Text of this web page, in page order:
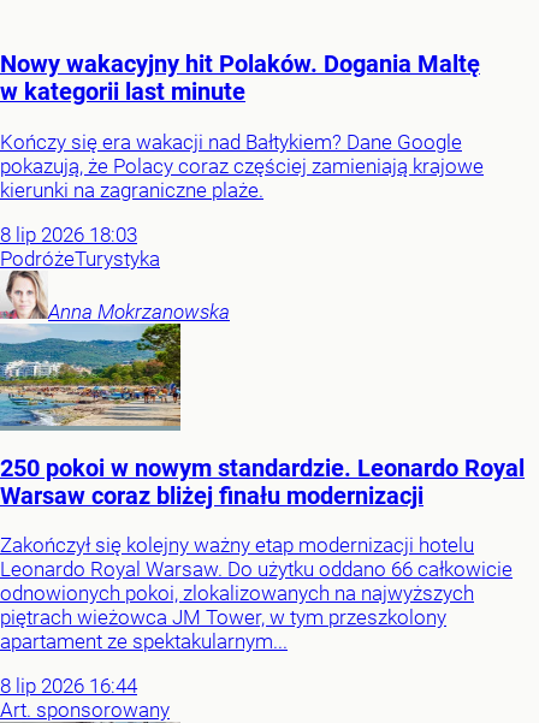
Nowy wakacyjny hit Polaków. Dogania Maltę
w kategorii last minute
Kończy się era wakacji nad Bałtykiem? Dane Google
pokazują, że Polacy coraz częściej zamieniają krajowe
kierunki na zagraniczne plaże.
8 lip 2026 18:03
PodróżeTurystyka
Anna Mokrzanowska
250 pokoi w nowym standardzie. Leonardo Royal
Warsaw coraz bliżej finału modernizacji
Zakończył się kolejny ważny etap modernizacji hotelu
Leonardo Royal Warsaw. Do użytku oddano 66 całkowicie
odnowionych pokoi, zlokalizowanych na najwyższych
piętrach wieżowca JM Tower, w tym przeszkolony
apartament ze spektakularnym...
8 lip 2026 16:44
Art. sponsorowany